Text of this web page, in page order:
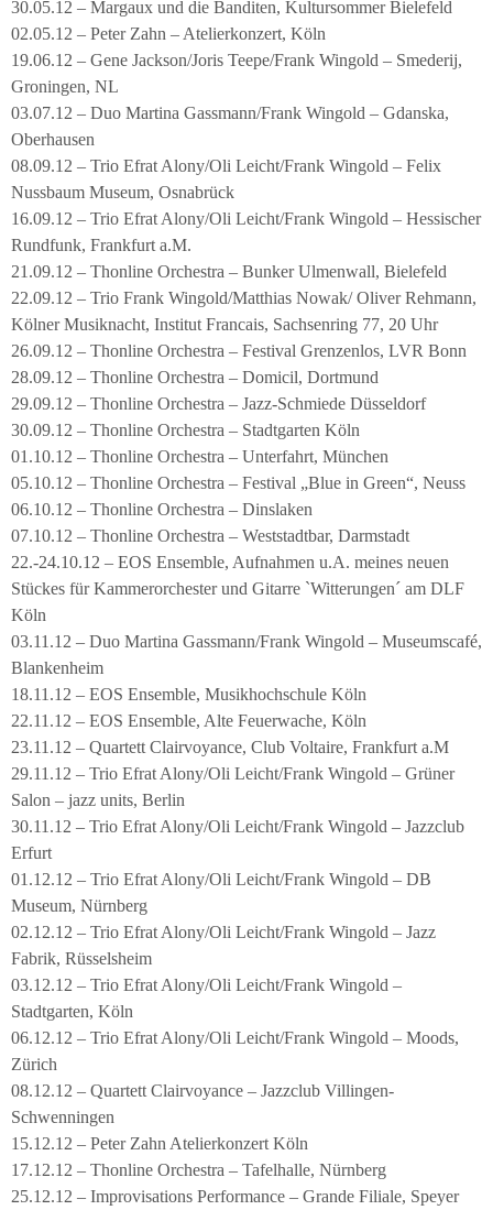
30.05.12 – Margaux und die Banditen, Kultursommer Bielefeld
02.05.12 – Peter Zahn – Atelierkonzert, Köln
19.06.12 – Gene Jackson/Joris Teepe/Frank Wingold – Smederij,
Groningen, NL
03.07.12 – Duo Martina Gassmann/Frank Wingold – Gdanska,
Oberhausen
08.09.12 – Trio Efrat Alony/Oli Leicht/Frank Wingold – Felix
Nussbaum Museum, Osnabrück
16.09.12 – Trio Efrat Alony/Oli Leicht/Frank Wingold – Hessischer
Rundfunk, Frankfurt a.M.
21.09.12 – Thonline Orchestra – Bunker Ulmenwall, Bielefeld
22.09.12 – Trio Frank Wingold/Matthias Nowak/ Oliver Rehmann,
Kölner Musiknacht, Institut Francais, Sachsenring 77, 20 Uhr
26.09.12 – Thonline Orchestra – Festival Grenzenlos, LVR Bonn
28.09.12 – Thonline Orchestra – Domicil, Dortmund
29.09.12 – Thonline Orchestra – Jazz-Schmiede Düsseldorf
30.09.12 – Thonline Orchestra – Stadtgarten Köln
01.10.12 – Thonline Orchestra – Unterfahrt, München
05.10.12 – Thonline Orchestra – Festival „Blue in Green“, Neuss
06.10.12 – Thonline Orchestra – Dinslaken
07.10.12 – Thonline Orchestra – Weststadtbar, Darmstadt
22.-24.10.12 – EOS Ensemble, Aufnahmen u.A. meines neuen
Stückes für Kammerorchester und Gitarre `Witterungen´ am DLF
Köln
03.11.12 – Duo Martina Gassmann/Frank Wingold – Museumscafé,
Blankenheim
18.11.12 – EOS Ensemble, Musikhochschule Köln
22.11.12 – EOS Ensemble, Alte Feuerwache, Köln
23.11.12 – Quartett Clairvoyance, Club Voltaire, Frankfurt a.M
29.11.12 – Trio Efrat Alony/Oli Leicht/Frank Wingold – Grüner
Salon – jazz units, Berlin
30.11.12 – Trio Efrat Alony/Oli Leicht/Frank Wingold – Jazzclub
Erfurt
01.12.12 – Trio Efrat Alony/Oli Leicht/Frank Wingold – DB
Museum, Nürnberg
02.12.12 – Trio Efrat Alony/Oli Leicht/Frank Wingold – Jazz
Fabrik, Rüsselsheim
03.12.12 – Trio Efrat Alony/Oli Leicht/Frank Wingold –
Stadtgarten, Köln
06.12.12 – Trio Efrat Alony/Oli Leicht/Frank Wingold – Moods,
Zürich
08.12.12 – Quartett Clairvoyance – Jazzclub Villingen-
Schwenningen
15.12.12 – Peter Zahn Atelierkonzert Köln
17.12.12 – Thonline Orchestra – Tafelhalle, Nürnberg
25.12.12 – Improvisations Performance – Grande Filiale, Speyer